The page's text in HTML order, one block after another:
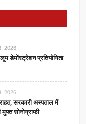
2026
डेमोंस्ट्रेशन प्रतियोगिता
2026
सरकारी अस्पताल में
मुफ्त सोनोग्राफी